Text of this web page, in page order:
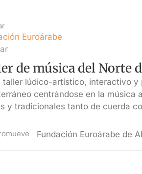
Euroárabe
de música del Norte
taller lúdico-artístico, interactivo
centrándose en la música
y tradicionales tanto de cuerda
Fundación Euroárabe de